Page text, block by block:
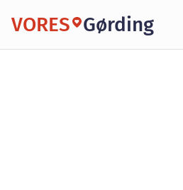
VORES Gørding